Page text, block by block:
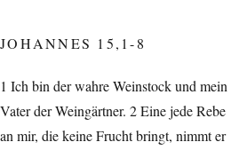
JOHANNES 15,1-8
1 Ich bin der wahre Weinstock und mein
Vater der Weingärtner. 2 Eine jede Rebe
an mir, die keine Frucht bringt, nimmt er